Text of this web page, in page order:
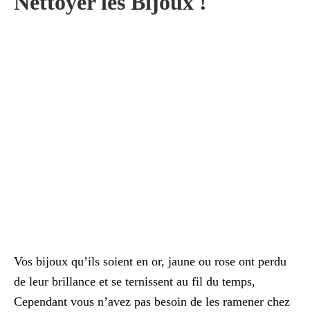
Vos bijoux qu’ils soient en or, jaune ou rose ont perdu
de leur brillance et se ternissent au fil du temps,
Cependant vous n’avez pas besoin de les ramener chez